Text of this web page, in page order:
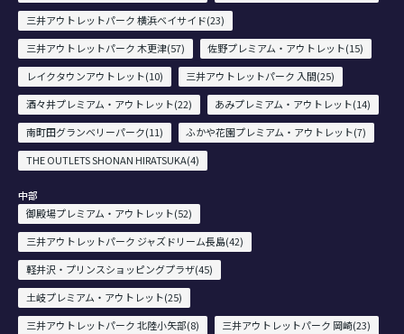
三井アウトレットパーク 横浜ベイサイド(23)
三井アウトレットパーク 木更津(57)
佐野プレミアム・アウトレット(15)
レイクタウンアウトレット(10)
三井アウトレットパーク 入間(25)
酒々井プレミアム・アウトレット(22)
あみプレミアム・アウトレット(14)
南町田グランベリーパーク(11)
ふかや花園プレミアム・アウトレット(7)
THE OUTLETS SHONAN HIRATSUKA(4)
中部
御殿場プレミアム・アウトレット(52)
三井アウトレットパーク ジャズドリーム長島(42)
軽井沢・プリンスショッピングプラザ(45)
土岐プレミアム・アウトレット(25)
三井アウトレットパーク 北陸小矢部(8)
三井アウトレットパーク 岡崎(23)